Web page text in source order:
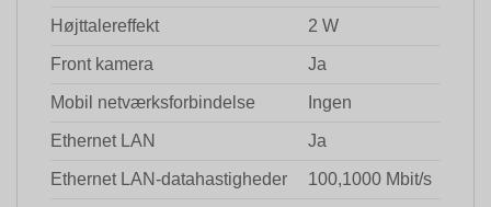
Højttalereffekt 2 W
Front kamera Ja
Mobil netværksforbindelse Ingen
Ethernet LAN Ja
Ethernet LAN-datahastigheder 100,1000 Mbit/s